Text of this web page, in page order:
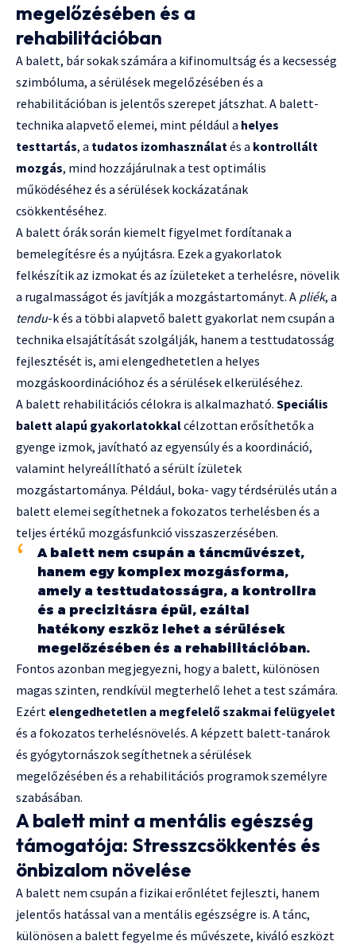
megelőzésében és a
rehabilitációban
A balett, bár sokak számára a kifinomultság és a kecsesség
szimbóluma, a sérülések megelőzésében és a
rehabilitációban is jelentős szerepet játszhat. A balett-
technika alapvető elemei, mint például a helyes
testtartás, a tudatos izomhasználatés a kontrollált
mozgás, mind hozzájárulnak a test optimális
működéséhez és a sérülések kockázatának
csökkentéséhez.
A balett órák során kiemelt figyelmet fordítanak a
bemelegítésre és a nyújtásra. Ezek a gyakorlatok
felkészítik az izmokat és az ízületeket a terhelésre, növelik
a rugalmasságot és javítják a mozgástartományt. A pliék, a
tendu-k és a többi alapvető balett gyakorlat nem csupán a
technika elsajátítását szolgálják, hanem a testtudatosság
fejlesztését is, ami elengedhetetlen a helyes
mozgáskoordinációhoz és a sérülések elkerüléséhez.
A balett rehabilitációs célokra is alkalmazható. Speciális
balett alapú gyakorlatokkalcélzottan erősíthetők a
gyenge izmok, javítható az egyensúly és a koordináció,
valamint helyreállítható a sérült ízületek
mozgástartománya. Például, boka- vagy térdsérülés után a
balett elemei segíthetnek a fokozatos terhelésben és a
teljes értékű mozgásfunkció visszaszerzésében.
A balett nem csupán a táncművészet,
hanem egy komplex mozgásforma,
amely a testtudatosságra, a kontrollra
és a precizitásra épül, ezáltal
hatékony eszköz lehet a sérülések
megelőzésében és a rehabilitációban.
Fontos azonban megjegyezni, hogy a balett, különösen
magas szinten, rendkívül megterhelő lehet a test számára.
Ezért elengedhetetlen a megfelelő szakmai felügyelet
és a fokozatos terhelésnövelés. A képzett balett-tanárok
és gyógytornászok segíthetnek a sérülések
megelőzésében és a rehabilitációs programok személyre
szabásában.
A balett mint a mentális egészség
támogatója: Stresszcsökkentés és
önbizalom növelése
A balett nem csupán a fizikai erőnlétet fejleszti, hanem
jelentős hatással van a mentális egészségre is. A tánc,
különösen a balett fegyelme és művészete, kiváló eszközt